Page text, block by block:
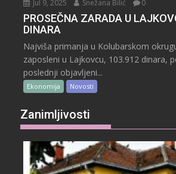
Jul 9, 2025 Snežana Bilić 0
PROSEČNA ZARADA U
DINARA
Najviša primanja u Kolubarskom
zaposleni u Lajkovcu, 103.912 dinara,
poslednji objavljeni...
Ekonomija Novosti
Zanimljivosti